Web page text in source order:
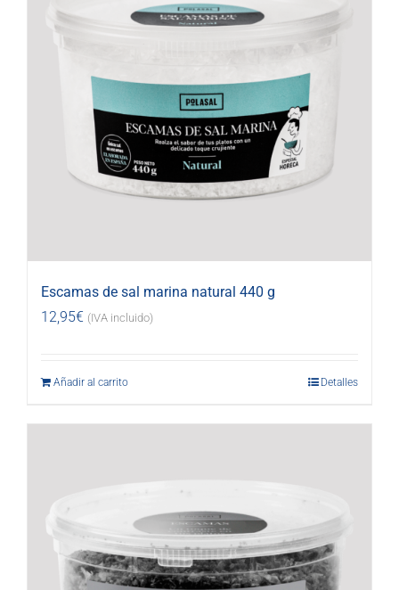
Escamas de sal marina natural 440 g
12,95€ (IVA incluido)
Añadir al carrito Detalles